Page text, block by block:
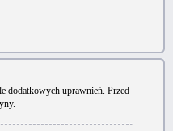
dodatkowych uprawnień. Przed